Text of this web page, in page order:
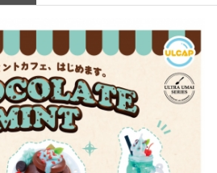
会員登録
ルをチェック
本体